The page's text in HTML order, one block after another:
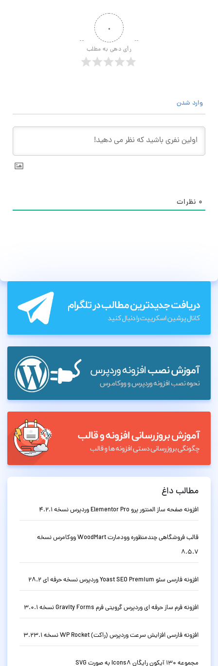
۰
رأی دهی به مطلب
وارد شدن
۰ نظرات
مطالب داغ
افزونه صفحه ساز المنتور پرو Elementor Pro وردپرس نسخه 4.2.1
قالب فروشگاهی چندمنظوره وودمارت WoodMart ووکامرس نسخه
8.5.7
افزونه فارسی سئو Yoast SEO Premium وردپرس نسخه حرفه ای 28.2
افزونه فرم ساز حرفه ای وردپرس گرویتی فرم Gravity Forms نسخه 3.0.1
افزونه فارسی افزایش سرعت وردپرس (راکت) WP Rocket نسخه 3.23.1
مجموعه 130 آیکون رایگان Icons8 به صورت SVG